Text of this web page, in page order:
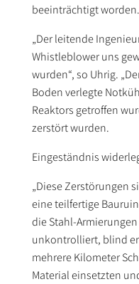
beeinträchtigt worden.
„Der leitende
Whistleblower uns
wurden“, so Uhrig.
Boden verlegte
Reaktors getroffen
zerstört wurden.
Eingeständnis
„Diese Zerstörungen
eine teilfertige
die Stahl-
unkontrolliert, blind
mehrere Kilometer
Material einsetzten